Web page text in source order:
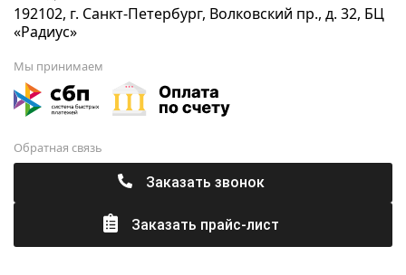
192102, г. Санкт-Петербург, Волковский пр., д. 32, БЦ
«Радиус»
Мы принимаем
Обратная связь
Заказать звонок
Заказать прайс-лист